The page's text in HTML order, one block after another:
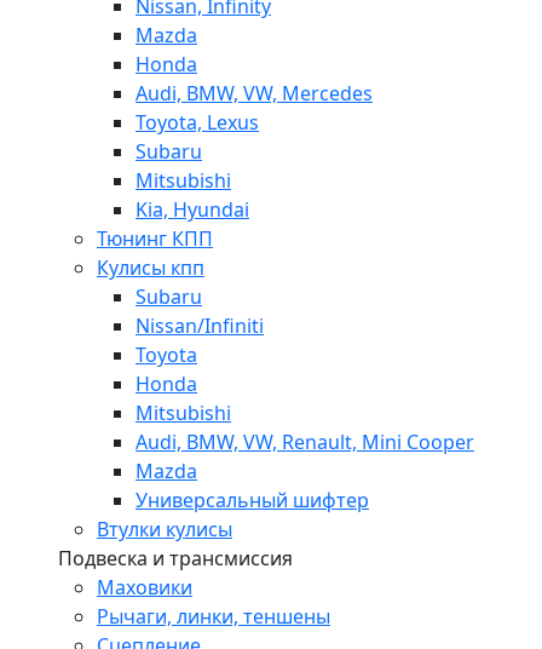
Nissan, Infinity
Mazda
Honda
Audi, BMW, VW, Mercedes
Toyota, Lexus
Subaru
Mitsubishi
Kia, Hyundai
Тюнинг КПП
Кулисы кпп
Subaru
Nissan/Infiniti
Toyota
Honda
Mitsubishi
Audi, BMW, VW, Renault, Mini Cooper
Mazda
Универсальный шифтер
Втулки кулисы
Подвеска и трансмиссия
Маховики
Рычаги, линки, теншены